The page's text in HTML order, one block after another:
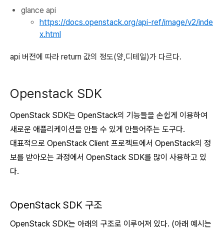
glance api
https://docs.openstack.org/api-ref/image/v2/inde
x.html
api 버전에 따라 return 값의 정도(양,디테일)가 다르다.
Openstack SDK
OpenStack SDK는 OpenStack의 기능들을 손쉽게 이용하여
새로운 애플리케이션을 만들 수 있게 만들어주는 도구다.
대표적으로 OpenStack Client 프로젝트에서 OpenStack의 정
보를 받아오는 과정에서 OpenStack SDK를 많이 사용하고 있
다.
OpenStack SDK 구조
OpenStack SDK는 아래의 구조로 이루어져 있다. (아래 예시는